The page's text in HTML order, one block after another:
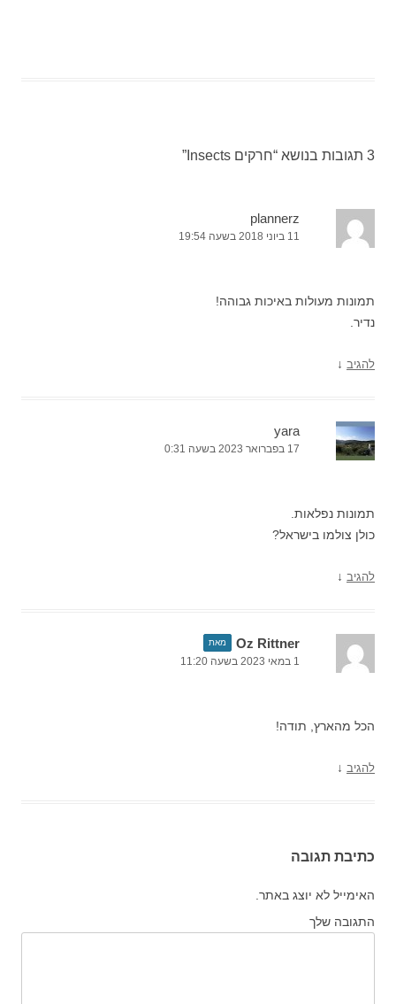
3 תגובות בנושא “ חרקים Insects ”
plannerz
11 ביוני 2018 בשעה 19:54
תמונות מעולות באיכות גבוהה!
נדיר.
להגיב ↓
yara
17 בפברואר 2023 בשעה 0:31
תמונות נפלאות.
כולן צולמו בישראל?
להגיב ↓
Oz Rittner מאת
1 במאי 2023 בשעה 11:20
הכל מהארץ, תודה!
להגיב ↓
כתיבת תגובה
האימייל לא יוצג באתר.
התגובה שלך